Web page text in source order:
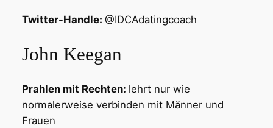
Twitter-Handle: @IDCAdatingcoach
John Keegan
Prahlen mit Rechten: lehrt nur wie
normalerweise verbinden mit Männer und
Frauen